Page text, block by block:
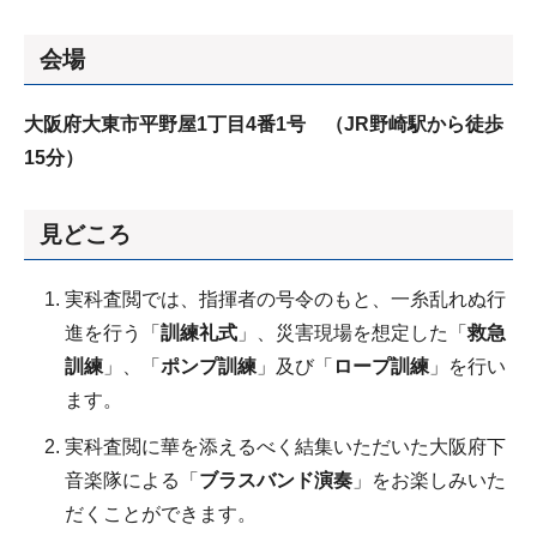
会場
大阪府大東市平野屋1丁目4番1号 （JR野崎駅から徒歩
15分）
見どころ
実科査閲では、指揮者の号令のもと、一糸乱れぬ行
進を行う「 訓練礼式 」、災害現場を想定した「救急
訓練 」、「 ポンプ訓練 」及び「 ロープ訓練 」を行い
ます。
実科査閲に華を添えるべく結集いただいた大阪府下
音楽隊による「 ブラスバンド演奏 」をお楽しみいた
だくことができます。